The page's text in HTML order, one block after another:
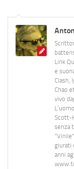
Link
e
Clash,
Chao
vivo
Scott-
senza
giurati
anni